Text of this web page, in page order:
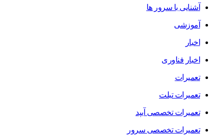
آشنایی با سرور ها
آموزشی
اخبار
اخبار فناوری
تعمیرات
تعمیرات تبلت
تعمیرات تخصصی آیپد
تعمیرات تخصصی سرور